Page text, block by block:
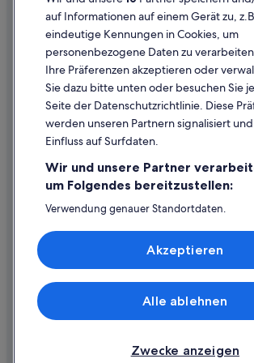
Tours-Sur-Marne Hotels
Vinay Hotels
Hotels nahe Weingut Champagne Champion
Hotels nahe Weingut Champagne Perrot-
Hotels nahe Weingut Champagne Vallois Ferat
Rechtliche Hinweise/Kontakt
Inhaltsrichtlinien und Melden von Inhalten
Hilfe
Hilfe
Rückerstattungsprozess und Zeitrahmen
Buchen Sie einen Flug mit einer Gutschrift bei der
Internationale Reisedokumente
© 2026 Expedia, Inc., ein Unternehmen der
vorbehalten. Expedia und das Expedia-Logo sind
auf Informationen auf einem Gerät zu,
eindeutige Kennungen in Cookies, um
personenbezogene Daten zu
Ihre Präferenzen akzeptieren oder
Sie dazu bitte unten oder besuchen Sie
Seite der Datenschutzrichtlinie. Diese
werden unseren Partnern signalisiert
Einfluss auf Surfdaten.
Wir und unsere Partner
um Folgendes bereitzustellen:
Verwendung genauer Standortdaten.
Speichern von oder Zugriff auf
Endgerät. Personalisierte Werbung und
von Werbeleistung und der Performance
Liste der Partner (Lieferanten)
Zwecke anzeigen
Alle ablehnen
Akzeptieren